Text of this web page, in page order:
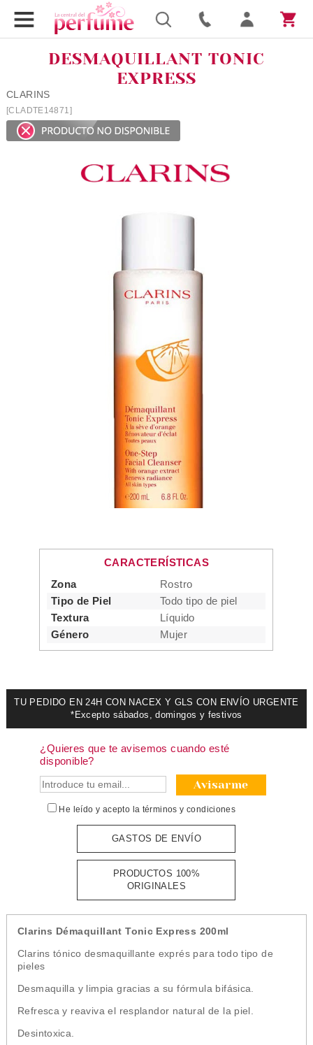
DESMAQUILLANT TONIC
EXPRESS
CLARINS
[CLADTE14871]
CARACTERÍSTICAS
Zona
Rostro
Tipo de Piel
Todo tipo de piel
Textura
Líquido
Género
Mujer
TU PEDIDO EN 24H CON NACEX Y GLS CON ENVÍO URGENTE
*Excepto sábados, domingos y festivos
¿Quieres que te avisemos cuando esté
disponible?
Avisarme
He leído y acepto la términos y condiciones
GASTOS DE ENVÍO
PRODUCTOS 100%
ORIGINALES
Clarins Démaquillant Tonic Express 200ml
Clarins tónico desmaquillante exprés para todo tipo de
pieles
Desmaquilla y limpia gracias a su fórmula bifásica.
Refresca y reaviva el resplandor natural de la piel.
Desintoxica.